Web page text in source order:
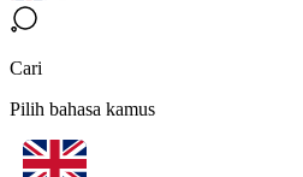
Cari
Pilih bahasa kamus